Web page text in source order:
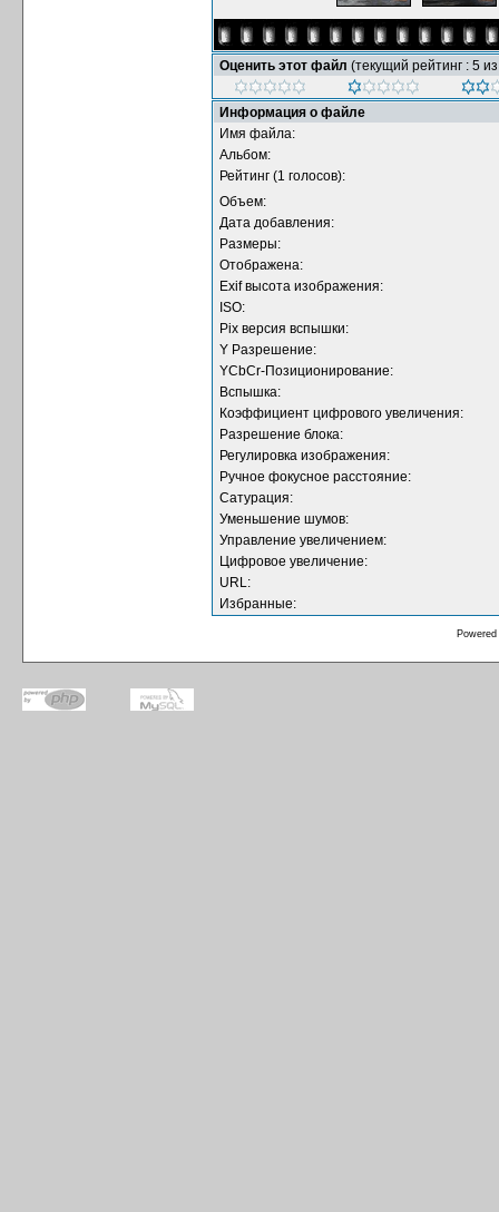
Оценить этот файл (текущий рейтинг : 5
Информация о файле
Имя файла:
Альбом:
Рейтинг (1 голосов):
Объем:
Дата добавления:
Размеры:
Отображена:
Exif высота изображения:
ISO:
Pix версия вспышки:
Y Разрешение:
YCbCr-Позиционирование:
Вспышка:
Коэффициент цифрового увеличения:
Разрешение блока:
Регулировка изображения:
Ручное фокусное расстояние:
Сатурация:
Уменьшение шумов:
Управление увеличением:
Цифровое увеличение:
URL:
Избранные: